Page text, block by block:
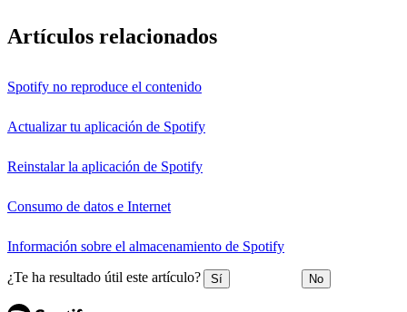
Artículos relacionados
Spotify no reproduce el contenido
Actualizar tu aplicación de Spotify
Reinstalar la aplicación de Spotify
Consumo de datos e Internet
Información sobre el almacenamiento de Spotify
¿Te ha resultado útil este artículo? Sí No